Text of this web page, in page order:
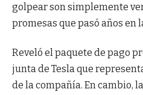
golpear son simplemente
promesas que pasó años en
Reveló el paquete de pago
junta de Tesla que
de la compañía. En cambio,